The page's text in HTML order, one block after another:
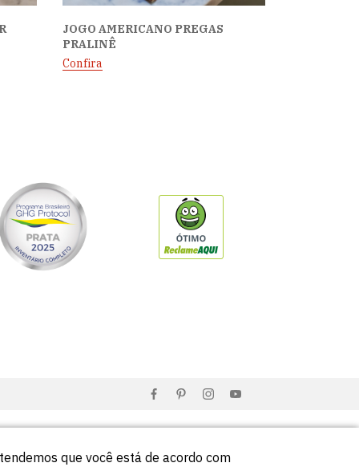
JOGO AMERICANO PREGAS
PRALINÊ
Confira
que você está de acordo com